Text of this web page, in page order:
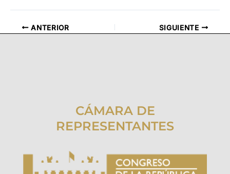
ANTERIOR SIGUIENTE
CÁMARA DE
REPRESENTANTES